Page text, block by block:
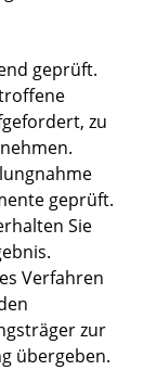
geprüft.
zu
geprüft.
Sie
Verfahren
zur
übergeben.